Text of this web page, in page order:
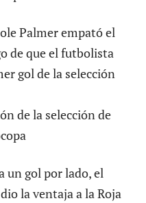
Palmer empató el
de que el futbolista
gol de la selección
un gol por lado, el
la ventaja a la Roja